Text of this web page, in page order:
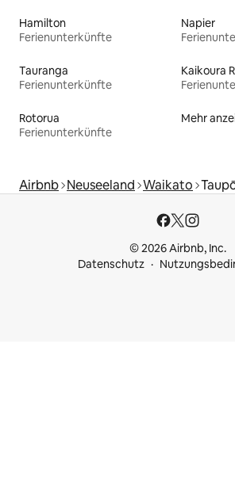
Hamilton
Ferienunterkünfte
Napier
Tauranga
Ferienunterkünfte
Kaikoura
Rotorua
Ferienunterkünfte
Mehr
Airbnb Neuseeland Waikato
© 2026 Airbnb, Inc.
Datenschutz